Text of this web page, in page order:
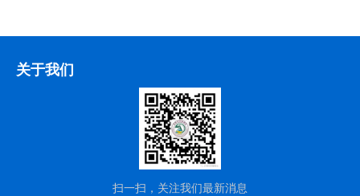
关于我们
扫一扫，关注我们最新消息